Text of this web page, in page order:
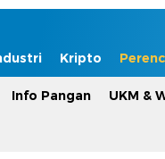
Kripto
Info Pangan UKM &